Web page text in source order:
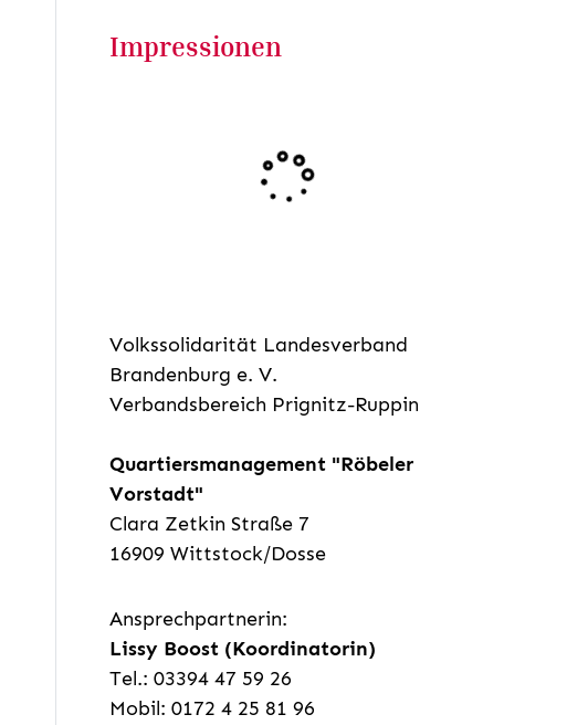
finden Sie in unserer
abspielen
Impressionen
Volkssolidarität Landesverband
Brandenburg e. V.
Verbandsbereich Prignitz-Ruppin
Quartiersmanagement "Röbeler
Vorstadt"
Clara Zetkin Straße 7
16909 Wittstock/Dosse
Ansprechpartnerin:
Lissy Boost (Koordinatorin)
Tel.: 03394 47 59 26
Mobil: 0172 4 25 81 96